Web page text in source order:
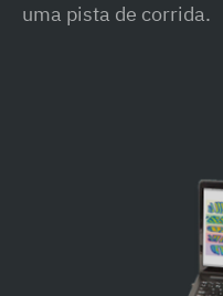
uma pista de corrida.